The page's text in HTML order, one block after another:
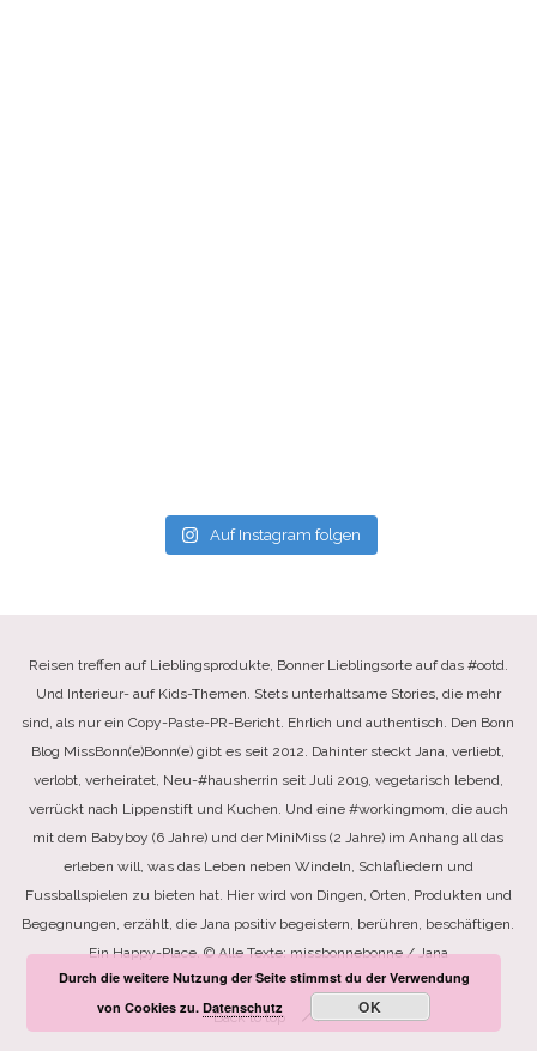
Auf Instagram folgen
Reisen treffen auf Lieblingsprodukte, Bonner Lieblingsorte auf das #ootd.
Und Interieur- auf Kids-Themen. Stets unterhaltsame Stories, die mehr
sind, als nur ein Copy-Paste-PR-Bericht. Ehrlich und authentisch. Den Bonn
Blog MissBonn(e)Bonn(e) gibt es seit 2012. Dahinter steckt Jana, verliebt,
verlobt, verheiratet, Neu-#hausherrin seit Juli 2019, vegetarisch lebend,
verrückt nach Lippenstift und Kuchen. Und eine #workingmom, die auch
mit dem Babyboy (6 Jahre) und der MiniMiss (2 Jahre) im Anhang all das
erleben will, was das Leben neben Windeln, Schlafliedern und
Fussballspielen zu bieten hat. Hier wird von Dingen, Orten, Produkten und
Begegnungen, erzählt, die Jana positiv begeistern, berühren, beschäftigen.
Ein Happy-Place. © Alle Texte: missbonnebonne / Jana
Back to top
Durch die weitere Nutzung der Seite stimmst du der Verwendung
von Cookies zu.Datenschutz OK